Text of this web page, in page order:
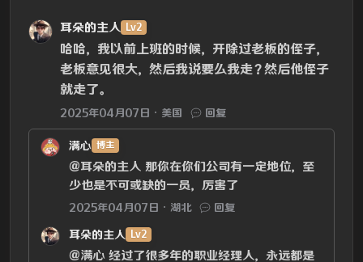
耳朵的主人 Lv2
哈哈，我以前上班的时候，开除过老板的侄子，
老板意见很大，然后我说要么我走？然后他侄子
就走了。
2025年04月07日 美国 回复
满心 博主
@耳朵的主人 那你在你们公司有一定地位，至
少也是不可或缺的一员，厉害了
2025年04月07日 湖北 回复
耳朵的主人 Lv2
@满心 经过了很多年的职业经理人，永远都是